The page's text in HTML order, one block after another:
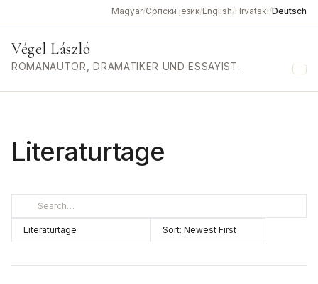
Magyar/Српски језик/English/Hrvatski/Deutsch
Végel László
ROMANAUTOR, DRAMATIKER UND ESSAYIST.
Literaturtage